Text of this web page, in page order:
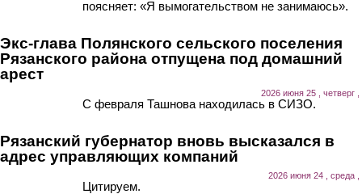
поясняет: «Я вымогательством не занимаюсь».
Экс-глава Полянского сельского поселения
Рязанского района отпущена под домашний
арест
2026 июня 25 , четверг ,
С февраля Ташнова находилась в СИЗО.
Рязанский губернатор вновь высказался в
адрес управляющих компаний
2026 июня 24 , среда ,
Цитируем.